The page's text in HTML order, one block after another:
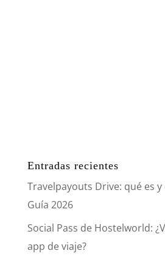
Entradas recientes
Travelpayouts Drive: qué es
Guía 2026
Social Pass de Hostelworld:
app de viaje?